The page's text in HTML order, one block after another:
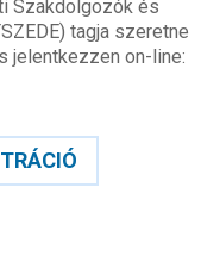
Szakdolgozók és
tagja szeretne
jelentkezzen on-line: